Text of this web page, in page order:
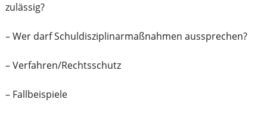
zulässig?
– Wer darf Schuldisziplinarmaßnahmen aussprechen?
– Verfahren/Rechtsschutz
– Fallbeispiele